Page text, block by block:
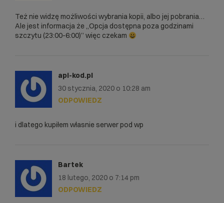
Też nie widzę możliwości wybrania kopii, albo jej pobrania…
Ale jest informacja że „Opcja dostępna poza godzinami
szczytu (23:00-6:00)” więc czekam
api-kod.pl
30 stycznia, 2020 o 10:28 am
i dlatego kupiłem własnie serwer pod wp
ODPOWIEDZ
Bartek
18 lutego, 2020 o 7:14 pm
ODPOWIEDZ